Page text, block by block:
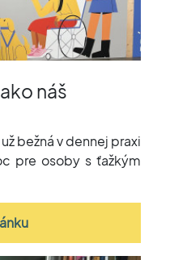
náš
bežná v dennej praxi
pre osoby s ťažkým